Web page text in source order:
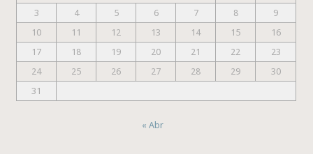
3
4 5 6 7 8
9
10
11 12 13 14 15
16
17
18 19 20 21 22
23
24
25 26 27 28 29
30
31
« Abr